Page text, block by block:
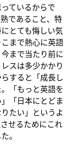
ているからで
であること、特
とても悔しい気
まで熱心に英語
まで当たり前に
スは多少かかり
すると「成長し
「もっと英語を
「日本にとどま
たい」というよ
せるためにこれ
。